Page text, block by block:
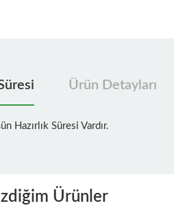
Ürün Detayları
Hazırlık Süresi Vardır.
Ürünler